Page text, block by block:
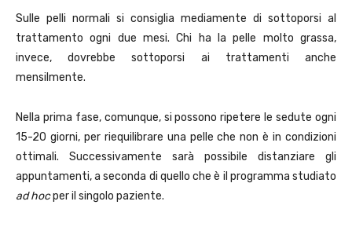
Sulle pelli normali si consiglia mediamente di sottoporsi al
trattamento ogni due mesi. Chi ha la pelle molto grassa,
invece, dovrebbe sottoporsi ai trattamenti anche
mensilmente.
Nella prima fase, comunque, si possono ripetere le sedute ogni
15-20 giorni, per riequilibrare una pelle che non è in condizioni
ottimali. Successivamente sarà possibile distanziare gli
appuntamenti, a seconda di quello che è il programma studiato
ad hocper il singolo paziente.